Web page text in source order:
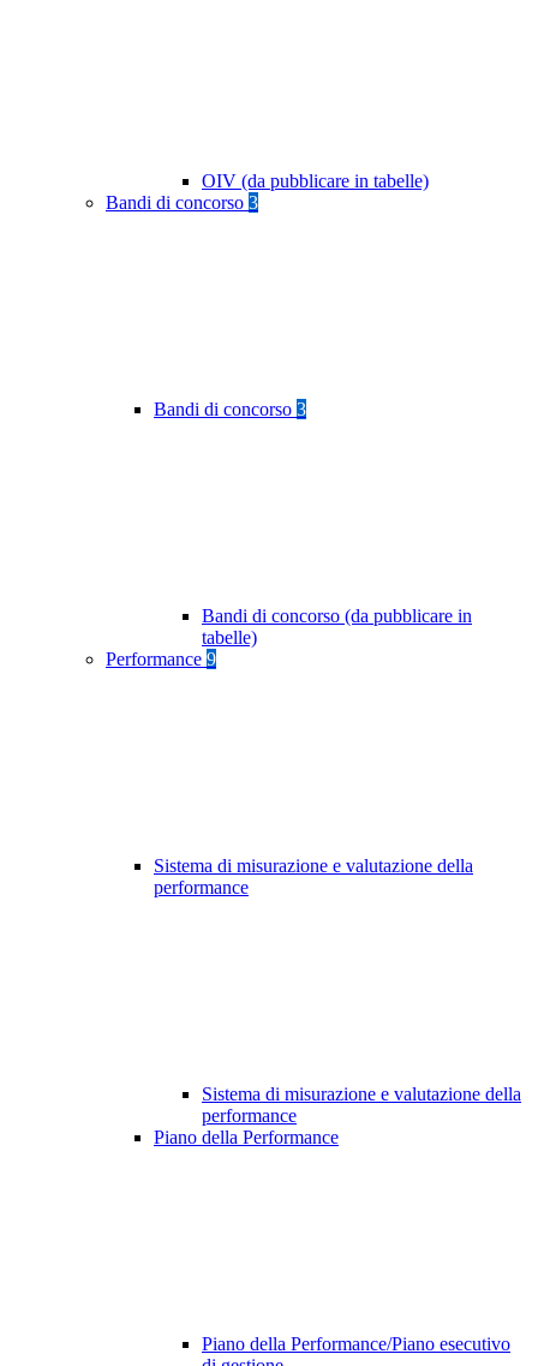
OIV (da pubblicare in tabelle)
Bandi di concorso 3
Bandi di concorso 3
Bandi di concorso (da pubblicare in
tabelle)
Performance 9
Sistema di misurazione e valutazione della
performance
Sistema di misurazione e valutazione della
performance
Piano della Performance
Piano della Performance/Piano esecutivo